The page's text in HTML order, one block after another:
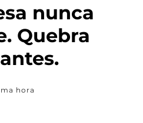
nunca
Quebra
hora